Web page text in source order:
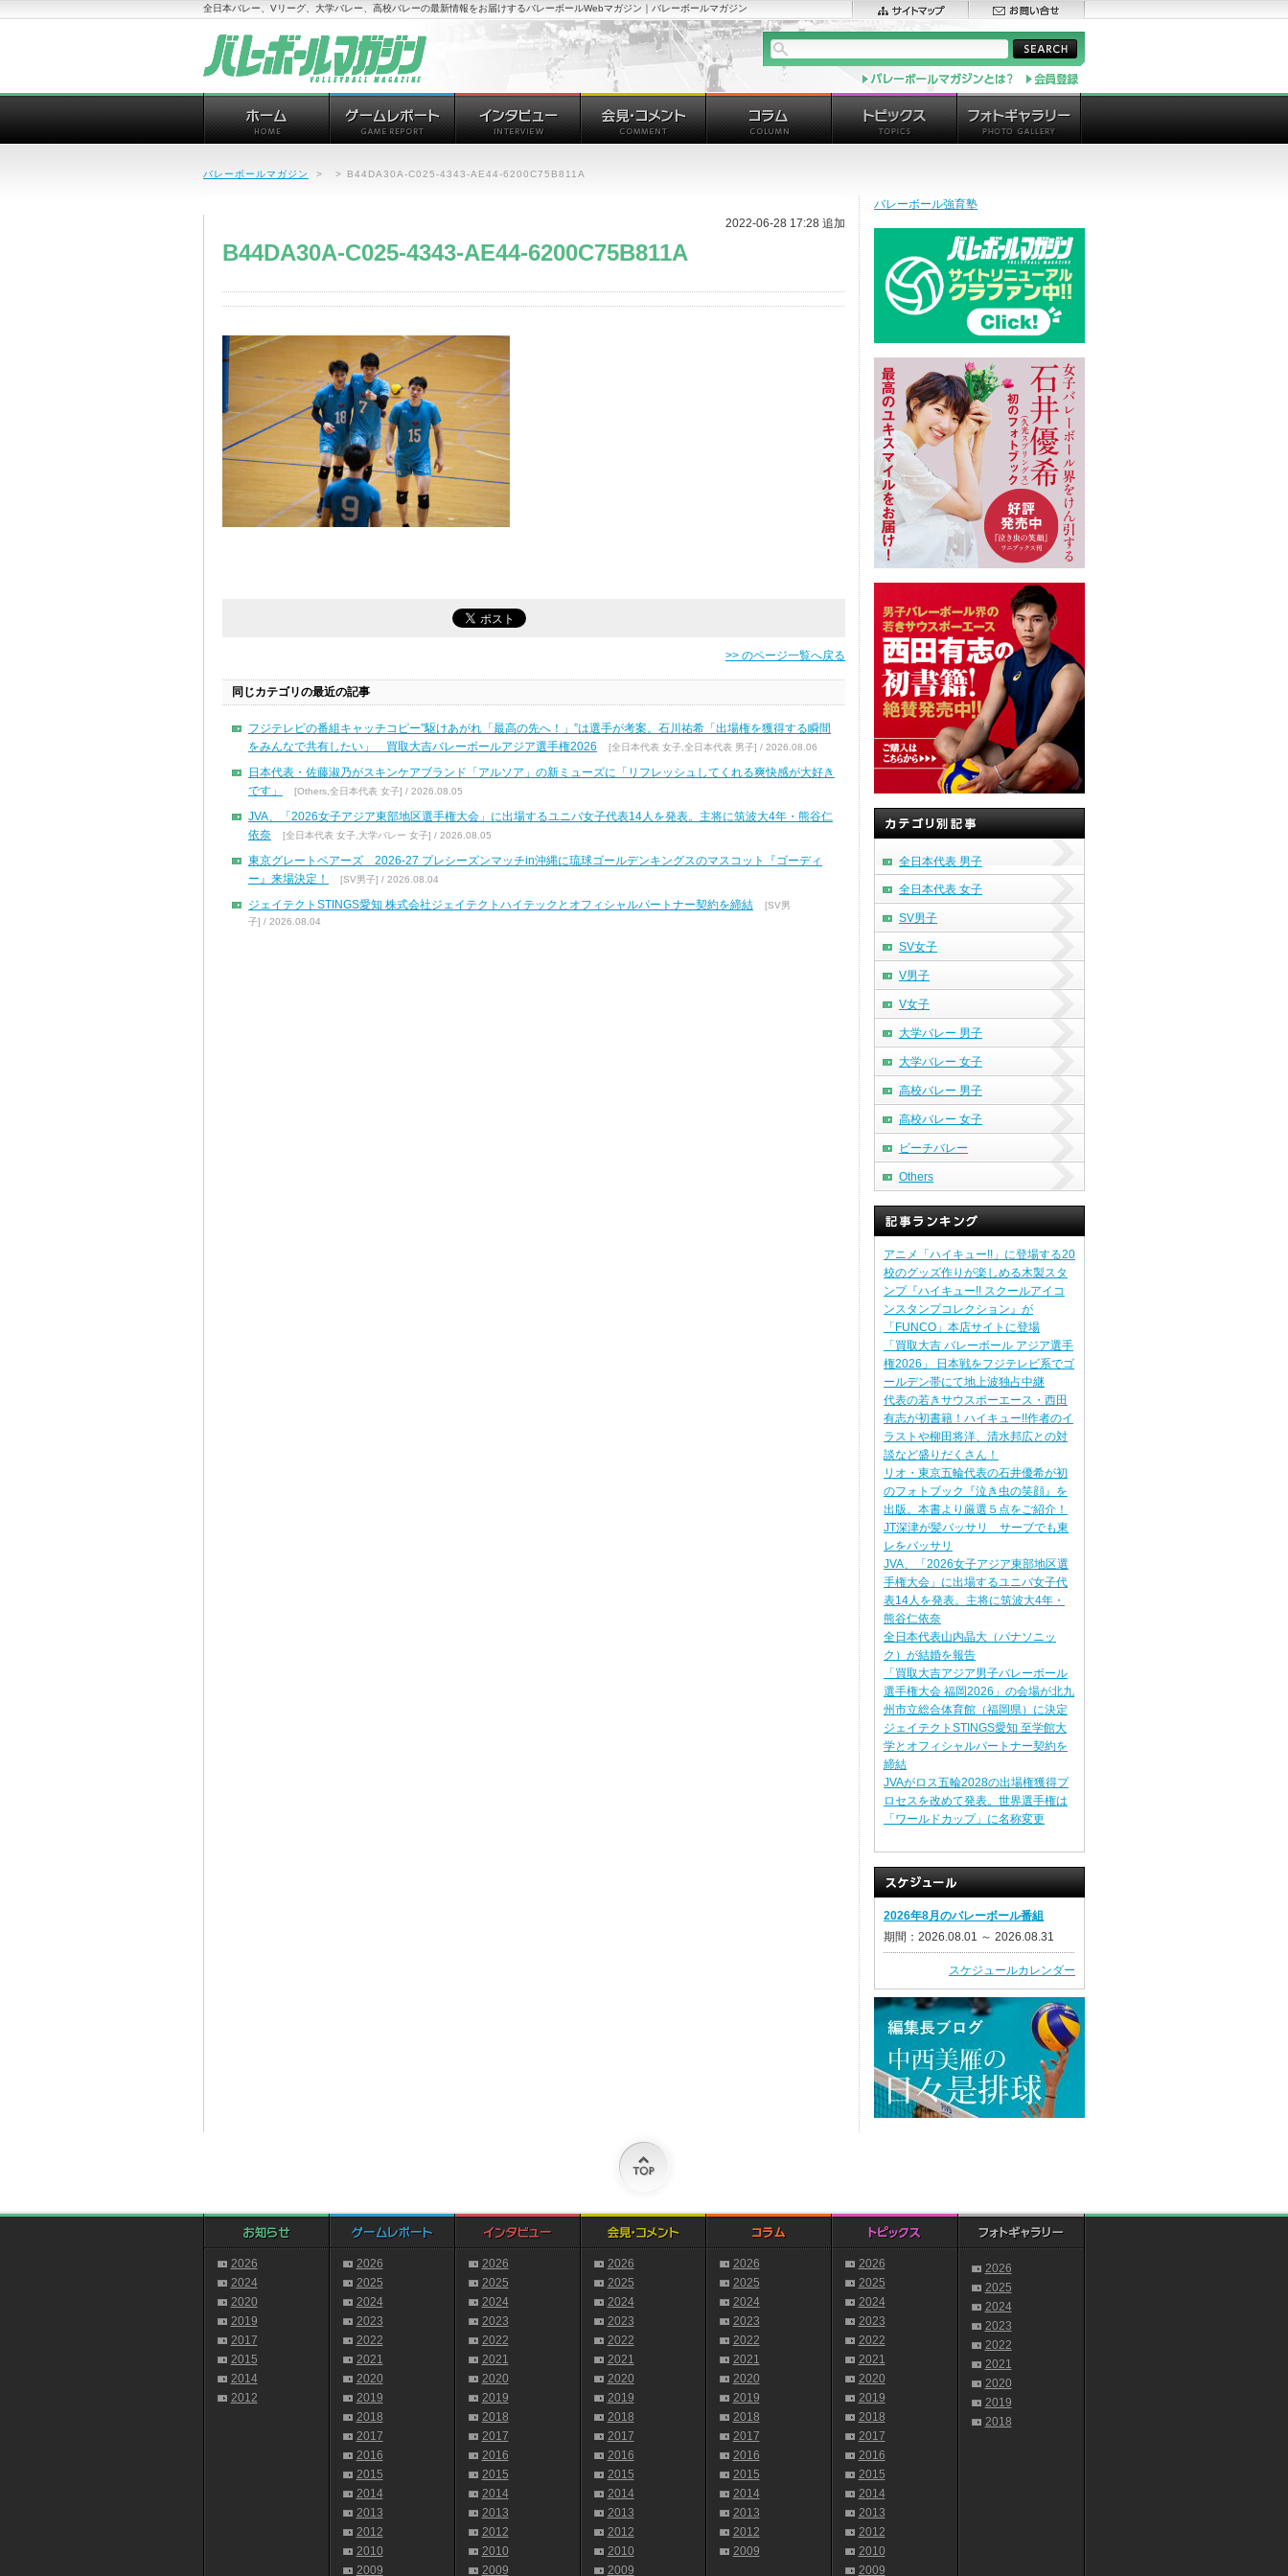
全日本バレー、Vリーグ、大学バレー、高校バレーの最新情報をお届けするバレーボールWebマガジン｜バレーボールマガジン
バレーボールマガジン > > B44DA30A-C025-4343-AE44-6200C75B811A
2022-06-28 17:28 追加
B44DA30A-C025-4343-AE44-6200C75B811A
>> のページ一覧へ戻る
同じカテゴリの最近の記事
フジテレビの番組キャッチコピー”駆けあがれ「最高の先へ！」”は選手が考案。石川祐希「出場権を獲得する瞬間
をみんなで共有したい」 買取大吉バレーボールアジア選手権2026
[全日本代表 女子,全日本代表 男子] / 2026.08.06
日本代表・佐藤淑乃がスキンケアブランド「アルソア」の新ミューズに「リフレッシュしてくれる爽快感が大好き
です」
[Others,全日本代表 女子] / 2026.08.05
JVA、「2026女子アジア東部地区選手権大会」に出場するユニバ女子代表14人を発表。主将に筑波大4年・熊谷仁
依奈
[全日本代表 女子,大学バレー 女子] / 2026.08.05
東京グレートベアーズ 2026-27 プレシーズンマッチin沖縄に琉球ゴールデンキングスのマスコット『ゴーディ
ー』来場決定！
[SV男子] / 2026.08.04
ジェイテクトSTINGS愛知 株式会社ジェイテクトハイテックとオフィシャルパートナー契約を締結 [SV男
子] / 2026.08.04
バレーボール強育塾
全日本代表 男子
全日本代表 女子
SV男子
SV女子
V男子
V女子
大学バレー 男子
大学バレー 女子
高校バレー 男子
高校バレー 女子
ビーチバレー
Others
アニメ「ハイキュー!!」に登場する20
校のグッズ作りが楽しめる木製スタ
ンプ『ハイキュー!! スクールアイコ
ンスタンプコレクション』が
「FUNCO」本店サイトに登場
「買取大吉 バレーボール アジア選手
権2026」 日本戦をフジテレビ系でゴ
ールデン帯にて地上波独占中継
代表の若きサウスポーエース・西田
有志が初書籍！ハイキュー!!作者のイ
ラストや柳田将洋、清水邦広との対
談など盛りだくさん！
リオ・東京五輪代表の石井優希が初
のフォトブック『泣き虫の笑顔』を
出版。本書より厳選５点をご紹介！
JT深津が髪バッサリ サーブでも東
レをバッサリ
JVA、「2026女子アジア東部地区選
手権大会」に出場するユニバ女子代
表14人を発表。主将に筑波大4年・
熊谷仁依奈
全日本代表山内晶大（パナソニッ
ク）が結婚を報告
「買取大吉アジア男子バレーボール
選手権大会 福岡2026」の会場が北九
州市立総合体育館（福岡県）に決定
ジェイテクトSTINGS愛知 至学館大
学とオフィシャルパートナー契約を
締結
JVAがロス五輪2028の出場権獲得プ
ロセスを改めて発表。世界選手権は
「ワールドカップ」に名称変更
2026年8月のバレーボール番組
期間：2026.08.01 ～ 2026.08.31
スケジュールカレンダー
2026
2024
2020
2019
2017
2015
2014
2012
2026
2025
2024
2023
2022
2021
2020
2019
2018
2017
2016
2015
2014
2013
2012
2010
2009
2026
2025
2024
2023
2022
2021
2020
2019
2018
2017
2016
2015
2014
2013
2012
2010
2009
2026
2025
2024
2023
2022
2021
2020
2019
2018
2017
2016
2015
2014
2013
2012
2010
2009
2026
2025
2024
2023
2022
2021
2020
2019
2018
2017
2016
2015
2014
2013
2012
2009
2026
2025
2024
2023
2022
2021
2020
2019
2018
2017
2016
2015
2014
2013
2012
2010
2009
2026
2025
2024
2023
2022
2021
2020
2019
2018